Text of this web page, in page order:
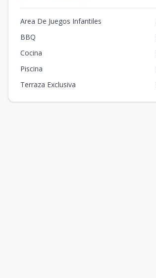
Area De Juegos Infantiles
BBQ
Cocina
Piscina
Terraza Exclusiva